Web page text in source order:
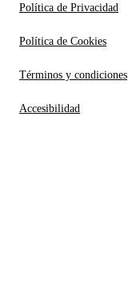
Política de Privacidad
Política de Cookies
Términos y condiciones
Accesibilidad